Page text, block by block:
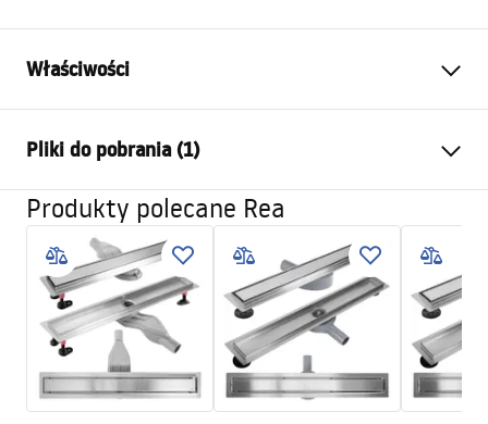
Właściwości
Typ syfonu
Długość odpływu (cm)
70
Materiał odpływu
Stal nierdzewna AISI 304
Kolor
Stal szczotkowana
Maskownica
Odwracalna 2w1
Przepustowość
0,45 l/s
Powłoka
Nano Flex
Gwarancja
120 miesięcy na szczelność
Pliki do pobrania (1)
Instrukcja montażu
LINEAR-3.pdf
Produkty polecane Rea